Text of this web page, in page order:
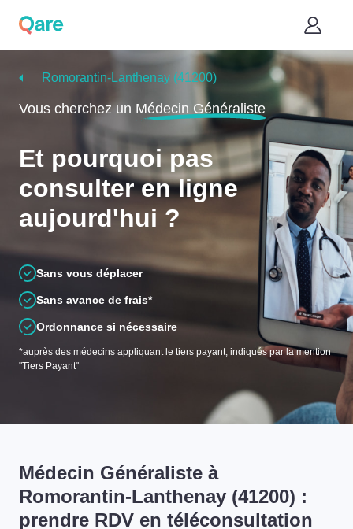
Romorantin-Lanthenay (41200)
Vous cherchez un Médecin Généraliste
Et pourquoi pas
consulter en ligne
aujourd'hui ?
Sans vous déplacer
Sans avance de frais*
Ordonnance si nécessaire
*auprès des médecins appliquant le tiers payant, indiqués par la mention
"Tiers Payant"
Médecin Généraliste à
Romorantin-Lanthenay (41200) :
prendre RDV en téléconsultation